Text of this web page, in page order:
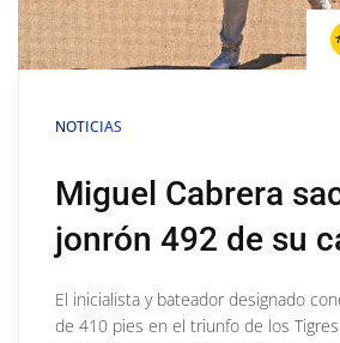
NOTICIAS
Miguel Cabrera
jonrón 492 de su
El inicialista y bateador designado
de 410 pies en el triunfo de los